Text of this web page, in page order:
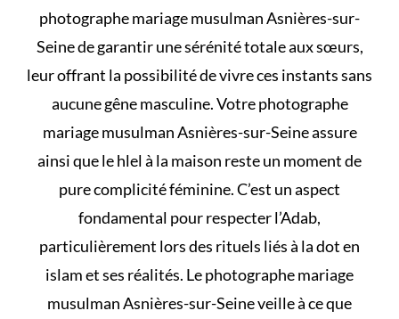
photographe mariage musulman Asnières-sur-
Seine de garantir une sérénité totale aux sœurs,
leur offrant la possibilité de vivre ces instants sans
aucune gêne masculine. Votre photographe
mariage musulman Asnières-sur-Seine assure
ainsi que lehlel à la maison reste un moment de
pure complicité féminine. C’est un aspect
fondamental pour respecter l’Adab,
particulièrement lors des rituels liés à la dot en
islam et ses réalités. Le photographe mariage
musulman Asnières-sur-Seine veille à ce que